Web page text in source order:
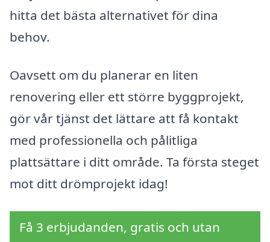
hitta det bästa alternativet för dina
behov.
Oavsett om du planerar en liten
renovering eller ett större byggprojekt,
gör vår tjänst det lättare att få kontakt
med professionella och pålitliga
plattsättare i ditt område. Ta första steget
mot ditt drömprojekt idag!
Få 3 erbjudanden, gratis och utan